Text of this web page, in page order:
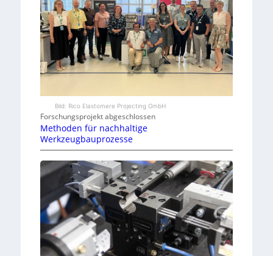
Bild: Rico Elastomere Projecting GmbH
Forschungsprojekt abgeschlossen
Methoden für nachhaltige
Werkzeugbauprozesse